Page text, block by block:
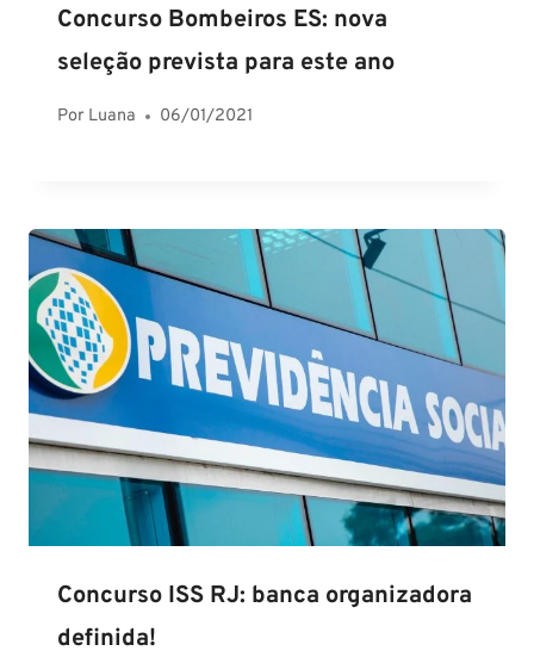
Concurso Bombeiros ES: nova
seleção prevista para este ano
Por Luana 06/01/2021
Concurso ISS RJ: banca organizadora
definida!